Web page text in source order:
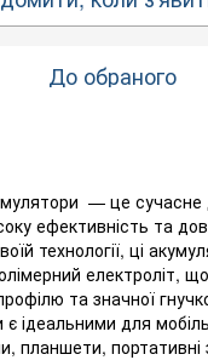
До обраного
— це сучасне
ефективність та
технології, ці
електроліт,
та значної
є ідеальними для
планшети, портативні